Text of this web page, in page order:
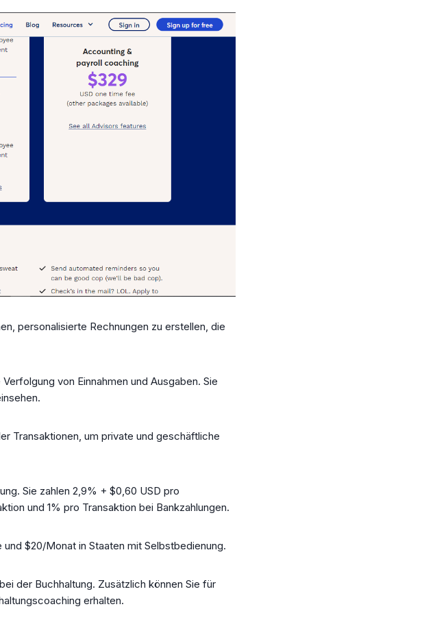
personalisierte Rechnungen zu erstellen, die
von Einnahmen und Ausgaben. Sie
Transaktionen, um private und geschäftliche
Sie zahlen 2,9% + $0,60 USD pro
und 1% pro Transaktion bei Bankzahlungen.
$20/Monat in Staaten mit Selbstbedienung.
der Buchhaltung. Zusätzlich können Sie für
erhalten.